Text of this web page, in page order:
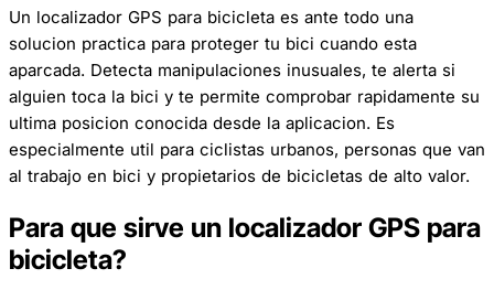
Un localizador GPS para bicicleta es ante todo una
solucion practica para proteger tu bici cuando esta
aparcada. Detecta manipulaciones inusuales, te alerta si
alguien toca la bici y te permite comprobar rapidamente su
ultima posicion conocida desde la aplicacion. Es
especialmente util para ciclistas urbanos, personas que van
al trabajo en bici y propietarios de bicicletas de alto valor.
Para que sirve un localizador GPS para
bicicleta?